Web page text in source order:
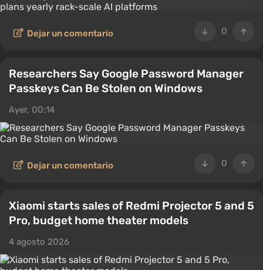
0
Dejar un comentario
Researchers Say Google Password Manager
Passkeys Can Be Stolen on Windows
Ayer, 00:14
0
Dejar un comentario
Xiaomi starts sales of Redmi Projector 5 and 5
Pro, budget home theater models
4 agosto 2026